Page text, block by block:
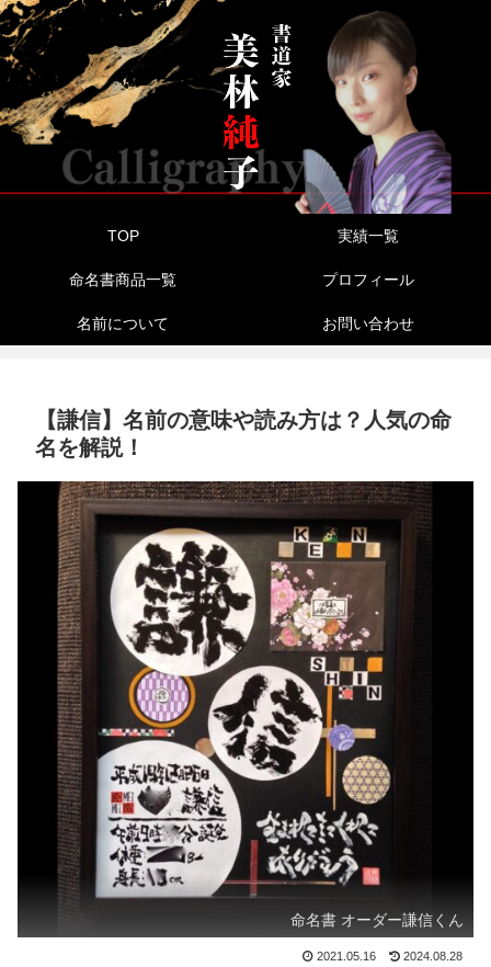
TOP 実績一覧
命名書商品一覧 プロフィール
名前について お問い合わせ
【謙信】名前の意味や読み方は？人気の命
名を解説！
命名書 オーダー謙信くん
2021.05.16 2024.08.28